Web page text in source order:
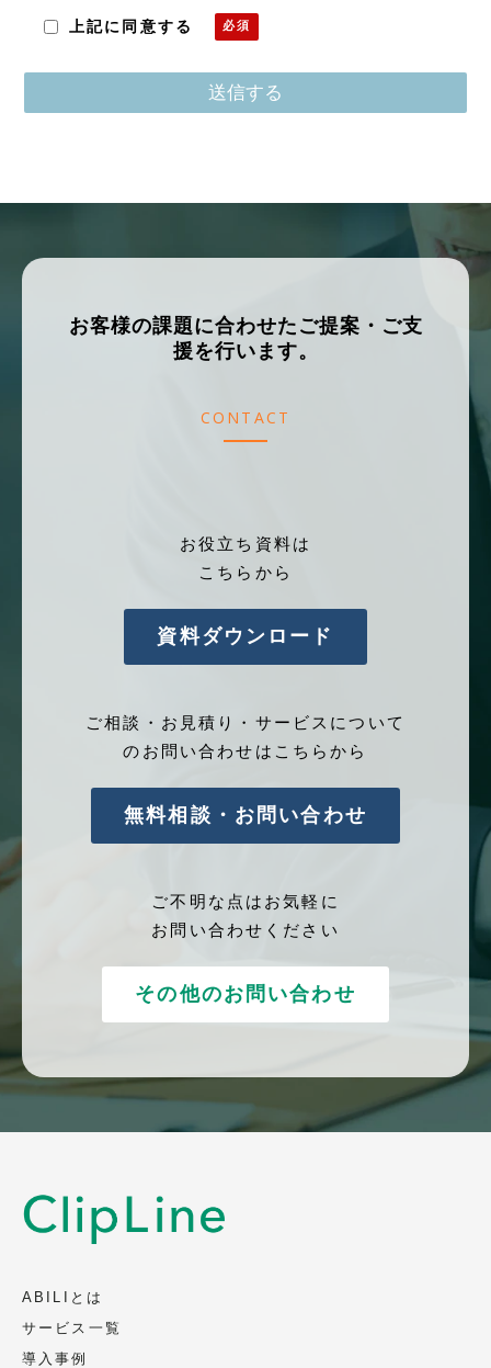
〒101-0035 東京都千代田区神田紺屋町15 グラン
電話：03-6809-3305
レス、電話番号を以下の目的のため取得、利用いた
します（電話またはメールによります）。
当社サービスやイベント等のご案内、ご連絡
頂いた個人情報は第三者への提供は致しません。
ただし、法令に基づく場合、人の生命、身体又は財
尚、業務の委託にあたっては事前に選定し、個人情
する契約書を交わします。
当該個人情報をご提出いただくかはご本人様の任意
ですが、この同意文によりご不明な点が解消され
ず、当該個人情報をご提出いただけない場合、セミ
発生しますことをご承知ください。
取得した個人情報については、個人情報保護管理者
利用停止、消去、第三者への提供の停止、第三者提
供記録の開示）をご請求される場合は、上記1の管理
証明書のご提示をお願いします。
上記に同意する
お客様の課題に合わせたご提案・ご支
援を行います。
CONTACT
お役立ち資料は
こちらから
資料ダウンロード
ご相談・お見積り・サービスについて
のお問い合わせはこちらから
無料相談・お問い合わせ
ご不明な点はお気軽に
お問い合わせください
その他のお問い合わせ
ABILIとは
サービス一覧
導入事例